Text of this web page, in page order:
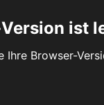
ist
Ihre Browser-